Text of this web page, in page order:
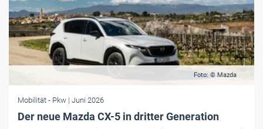
Foto: © Mazda
Mobilität - Pkw | Juni 2026
Der neue Mazda CX-5 in dritter Generation